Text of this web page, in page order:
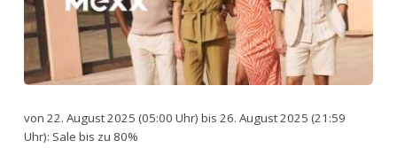
von 22. August 2025 (05:00 Uhr) bis 26. August 2025 (21:59
Uhr): Sale bis zu 80%